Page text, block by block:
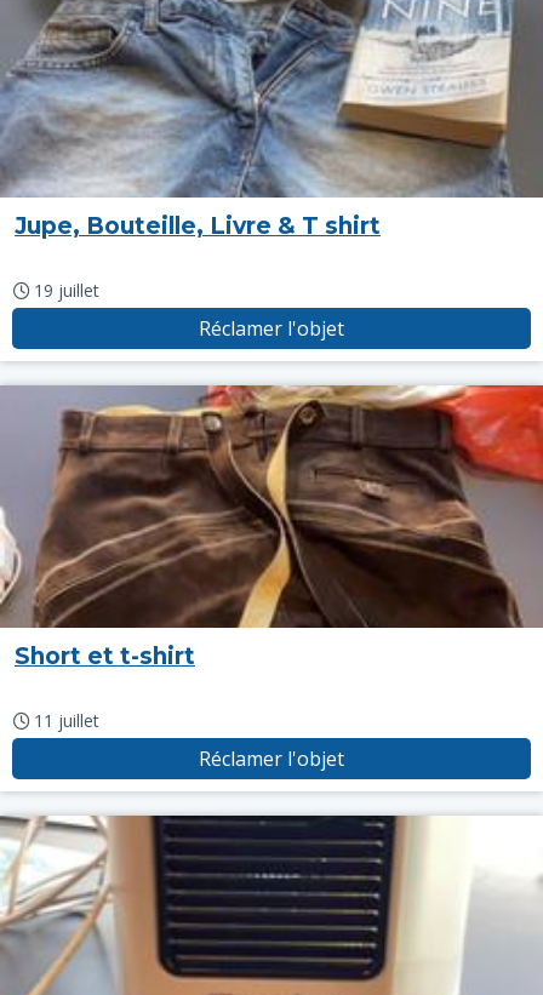
Jupe, Bouteille, Livre & T shirt
19 juillet
Réclamer l'objet
Short et t-shirt
11 juillet
Réclamer l'objet